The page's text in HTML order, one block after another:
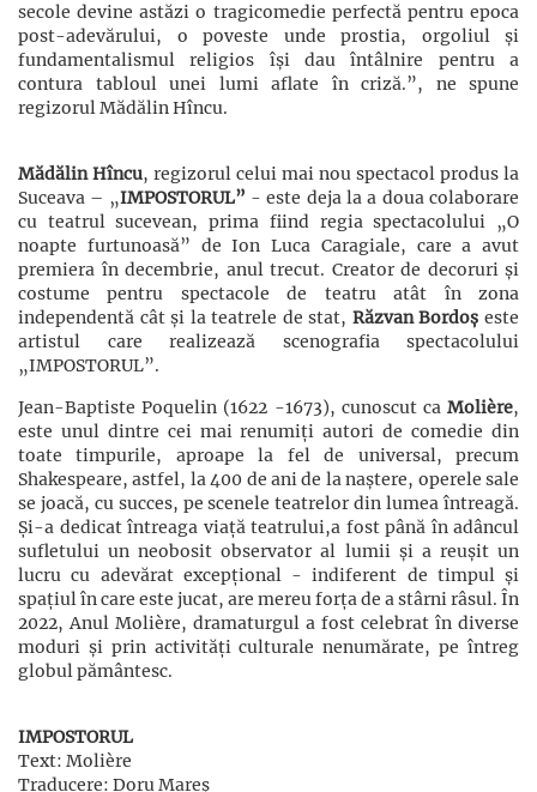
secole devine astăzi o tragicomedie perfectă pentru epoca
post-adevărului, o poveste unde prostia, orgoliul și
fundamentalismul religios își dau întâlnire pentru a
contura tabloul unei lumi aflate în criză.”, ne spune
regizorul Mădălin Hîncu.
Mădălin Hîncu, regizorul celui mai nou spectacol produs la
Suceava – „IMPOSTORUL” - este deja la a doua colaborare
cu teatrul sucevean, prima fiind regia spectacolului „O
noapte furtunoasă” de Ion Luca Caragiale, care a avut
premiera în decembrie, anul trecut. Creator de decoruri și
costume pentru spectacole de teatru atât în zona
independentă cât și la teatrele de stat, Răzvan Bordoșeste
artistul care realizează scenografia spectacolului
„IMPOSTORUL”.
Jean-Baptiste Poquelin (1622 -1673), cunoscut ca Molière,
este unul dintre cei mai renumiți autori de comedie din
toate timpurile, aproape la fel de universal, precum
Shakespeare, astfel, la 400 de ani de la naștere, operele sale
se joacă, cu succes, pe scenele teatrelor din lumea întreagă.
Și-a dedicat întreaga viață teatrului,a fost până în adâncul
sufletului un neobosit observator al lumii și a reuşit un
lucru cu adevărat excepţional - indiferent de timpul şi
spaţiul în care este jucat, are mereu forţa de a stârni râsul. În
2022, Anul Molière, dramaturgul a fost celebrat în diverse
moduri și prin activități culturale nenumărate, pe întreg
globul pământesc.
IMPOSTORUL
Text: Molière
Traducere: Doru Mareș